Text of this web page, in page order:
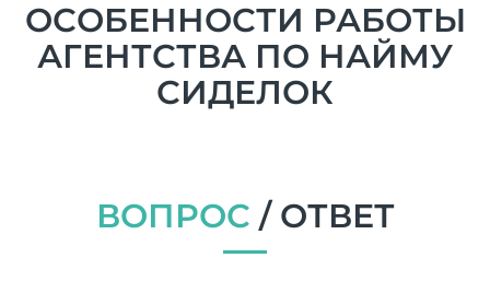
ОСОБЕННОСТИ РАБОТЫ
АГЕНТСТВА ПО НАЙМУ
СИДЕЛОК
ВОПРОС / ОТВЕТ